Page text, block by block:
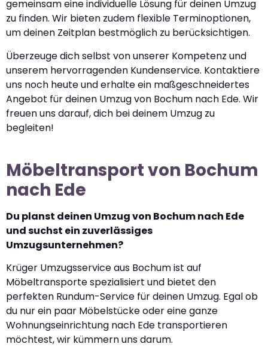
gemeinsam eine individuelle Lösung für deinen Umzug
zu finden. Wir bieten zudem flexible Terminoptionen,
um deinen Zeitplan bestmöglich zu berücksichtigen.
Überzeuge dich selbst von unserer Kompetenz und
unserem hervorragenden Kundenservice. Kontaktiere
uns noch heute und erhalte ein maßgeschneidertes
Angebot für deinen Umzug von Bochum nach Ede. Wir
freuen uns darauf, dich bei deinem Umzug zu
begleiten!
Möbeltransport von Bochum
nach Ede
Du planst deinen Umzug von Bochum nach Ede
und suchst ein zuverlässiges
Umzugsunternehmen?
Krüger Umzugsservice aus Bochum ist auf
Möbeltransporte spezialisiert und bietet den
perfekten Rundum-Service für deinen Umzug. Egal ob
du nur ein paar Möbelstücke oder eine ganze
Wohnungseinrichtung nach Ede transportieren
möchtest, wir kümmern uns darum.